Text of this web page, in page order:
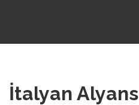
İtalyan Alyans